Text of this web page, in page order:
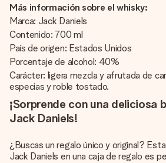
Más información sobre el whisky:
Marca: Jack Daniels
Contenido: 700 ml
País de origen: Estados Unidos
Porcentaje de alcohol: 40%
Carácter: ligera mezcla y afrutada de
especias y roble tostado.
¡Sorprende con una deliciosa
Jack Daniels!
¿Buscas un regalo único y original?
Jack Daniels en una caja de regalo es